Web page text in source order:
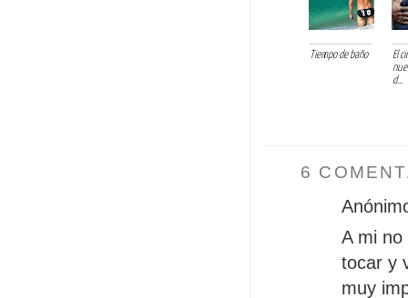
Tiempo de baño
El
d...
6
A mi
tocar y
muy